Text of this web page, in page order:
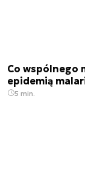
Co wspólnego
epidemią
5 min.